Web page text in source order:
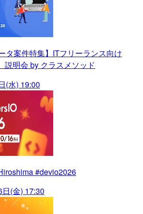
タ案件特集】ITフリーランス向け
説明会 by クラスメソッド
(水) 19:00
#devio2026
(金) 17:30